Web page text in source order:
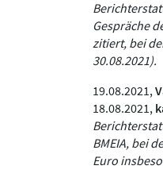
Gespräche
zitiert, bei
30.08.2021).
19.08.2021,
18.08.2021,
BMEIA, bei
Euro